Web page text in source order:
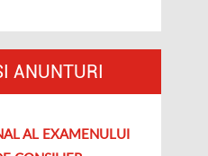
ANUNTURI
AL EXAMENULUI